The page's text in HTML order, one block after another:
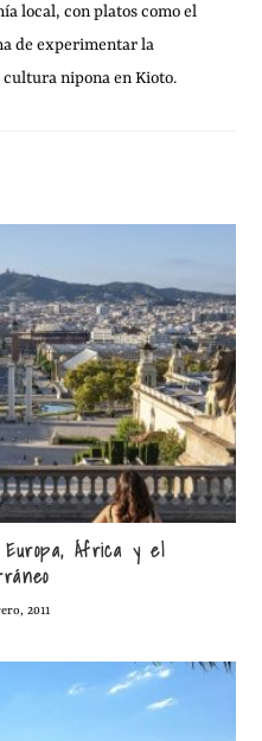
local, con platos como el
de experimentar la
nipona en Kioto.
África y el
2011